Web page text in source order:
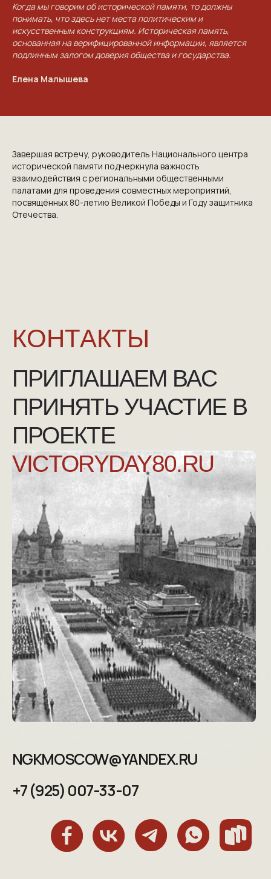
Когда мы говорим об исторической памяти, то должны
понимать, что здесь нет места политическим и
искусственным конструкциям. Историческая память,
основанная на верифицированной информации, является
подлинным залогом доверия общества и государства.
Елена Малышева
Завершая встречу, руководитель Национального центра
исторической памяти подчеркнула важность
взаимодействия с региональными общественными
палатами для проведения совместных мероприятий,
посвящённых 80-летию Великой Победы и Году защитника
Отечества.